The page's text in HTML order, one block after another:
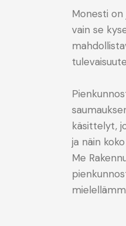
Monesti
vain se
käsittelyt,
ja näin
Me